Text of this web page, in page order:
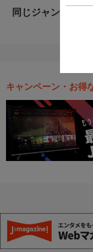
同じジャンルのお
キャンペーン・お得